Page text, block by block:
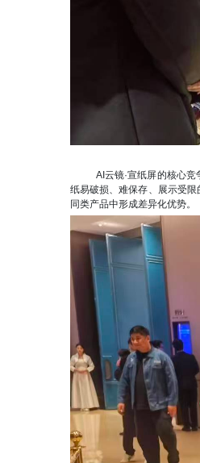
AI云镜·宣纸屏的核心
纸易破损、难保存、展示受限
同类产品中形成差异化优势。